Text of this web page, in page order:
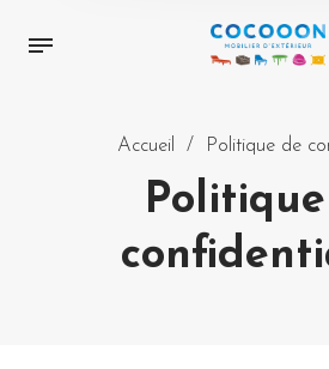
Accueil / Politique de